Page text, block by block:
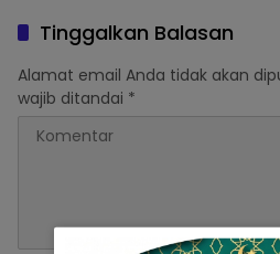
Tinggalkan Balasan
Alamat email Anda tidak akan
wajib ditandai *